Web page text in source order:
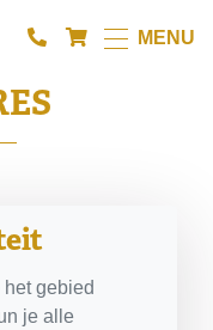
MENU
gebied
je alle